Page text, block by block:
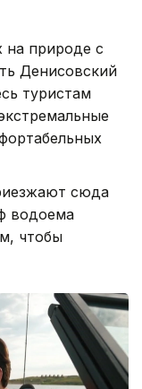
на природе с
Денисовский
туристам
сюда
водоема
чтобы